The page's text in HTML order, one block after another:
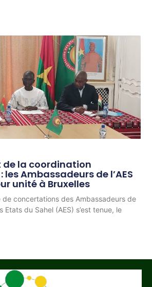
de la coordination
Ambassadeurs de l’AES
unité à Bruxelles
de concertations des Ambassadeurs de
Etats du Sahel (AES) s’est tenue, le